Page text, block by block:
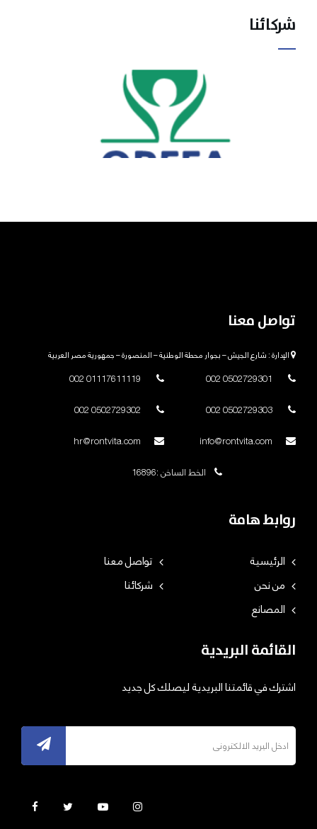
شركائنا
تواصل معنا
الإدارة : شارع الجيش – بجوار محطة الوطنية – المنصورة – جمهورية مصر العربية
الخط الساخن :16896
روابط هامة
الرئيسية
تواصل معنا
من نحن
شركائنا
المصانع
القائمة البريدية
اشترك في قائمتنا البريدية ليصلك كل جديد